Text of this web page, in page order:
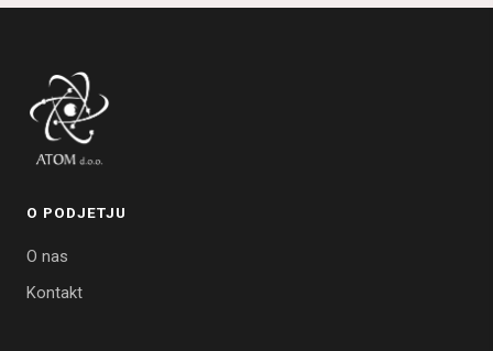
O PODJETJU
O nas
Kontakt